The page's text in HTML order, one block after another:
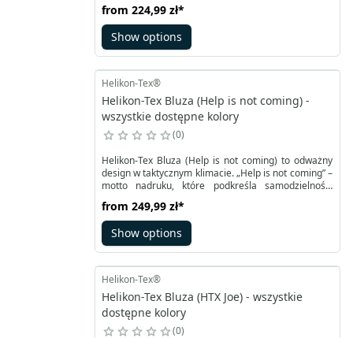
kapturem posiada klasyczną pojemną przednią
kieszeń podzieloną na pół głównym zakmkiem YKK
oraz wkomponowaną w nią z prawej strony
wewnętrzną siateczkową kieszonkę zapinaną na
from 224,99 zł*
Show options
Helikon-Tex®
Helikon-Tex Bluza (Help is not coming) -
wszystkie dostępne kolory
0
Helikon-Tex Bluza (Help is not coming) to odważny
design w taktycznym klimacie. „Help is not coming” –
motto nadruku, które podkreśla samodzielność,
żołnierza i nadaje bluzie dramatyczny, taktyczny
charakter, idealny dla osób ceniących humor w
militarnym stylu i chcących wyróżnić się w
codziennym życiu oraz podczas treningu.
from 249,99 zł*
Show options
Helikon-Tex®
Helikon-Tex Bluza (HTX Joe) - wszystkie
dostępne kolory
0